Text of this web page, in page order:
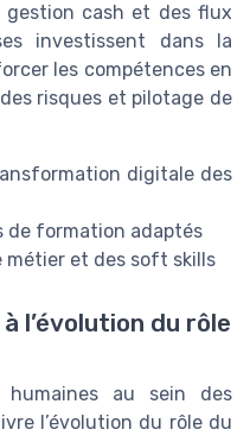
gestion cash et des flux
investissent dans la
les compétences en
risques et pilotage de
digitale des
de formation adaptés
métier et des soft skills
l’évolution du rôle
humaines au sein des
l’évolution du rôle du